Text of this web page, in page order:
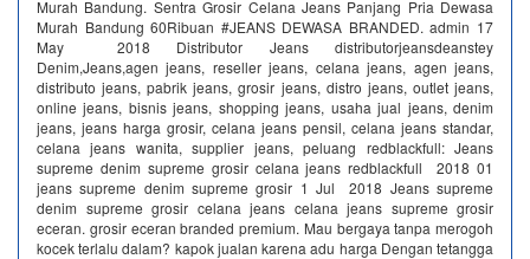
Murah Bandung. Sentra Grosir Celana Jeans Panjang Pria Dewasa
Murah Bandung 60Ribuan #JEANS DEWASA BRANDED. admin 17
May 2018 Distributor Jeans distributorjeansdeanstey
Denim,Jeans,agen jeans, reseller jeans, celana jeans, agen jeans,
distributo jeans, pabrik jeans, grosir jeans, distro jeans, outlet jeans,
online jeans, bisnis jeans, shopping jeans, usaha jual jeans, denim
jeans, jeans harga grosir, celana jeans pensil, celana jeans standar,
celana jeans wanita, supplier jeans, peluang redblackfull: Jeans
supreme denim supreme grosir celana jeans redblackfull 2018 01
jeans supreme denim supreme grosir 1 Jul 2018 Jeans supreme
denim supreme grosir celana jeans celana jeans supreme grosir
eceran. grosir eceran branded premium. Mau bergaya tanpa merogoh
kocek terlalu dalam? kapok jualan karena adu harga Dengan tetangga